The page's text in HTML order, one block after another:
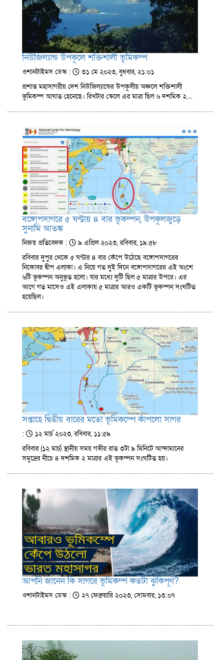
নিউজিল্যান্ড উপকূলে শক্তিশালী ভূমিকম্প
ওশানটাইমস ডেস্ক :
৩১ মে ২০২৩, বুধবার, ২১:০১
প্রশান্ত মহাসাগরীয় দেশ নিউজিল্যান্ডের উপকূলীয় অঞ্চলে শক্তিশালী
ভূমিকম্প আঘাত হেনেছে। রিখটার স্কেলে এর মাত্রা ছিল ৬ দশমিক ২…
বঙ্গোপসাগরে ৫ ঘণ্টায় ৪ বার ভূকম্পন, উপকূলজুড়ে
সুনামি আতঙ্ক
নিজস্ব প্রতিবেদক :
৯ এপ্রিল ২০২৩, রবিবার, ১৯:৫৮
রবিবার দুপুর থেকে ৫ ঘণ্টার ৪ বার কেঁপে উঠেছে বঙ্গোপসাগরের
নিকোবর দ্বীপ এলাকা। এ নিয়ে গত দুই দিনে বঙ্গোপসাগরের এই অংশে
৬টি ভূকম্পন অনুভূত হলো। যার মধ্যে দুটি ছিল ৫ মাত্রার উপরে। এর
আগে গত মাসেও এই এলাকায় ৫ মাত্রার আরও একটি ভূকম্পন সংঘটিত
হয়েছিল।
সপ্তাহে দ্বিতীয় বারের মতো ভূমিকম্পে কাঁপলো সাগর
:
১২ মার্চ ২০২৩, রবিবার, ১১:৫৯
রবিবার (১২ মার্চ) স্থানীয় সময় গভীর রাত ৩টা ৯ মিনিটে আন্দামানের
সমুদ্রের নীচে ৪ দশমিক ২ মাত্রার এই ভূকম্পন সংঘটিত হয়।
আপনি জানেন কি সাগরে ভূমিকম্প কতটা ঝুঁকিপূর্ণ?
ওশানটাইমস ডেস্ক : ২৭ ফেব্রুয়ারি ২০২৩, সোমবার, ১৩:০৭